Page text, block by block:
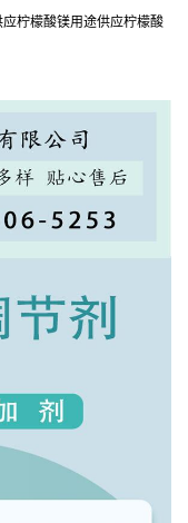
柠檬酸镁用途供应柠檬酸